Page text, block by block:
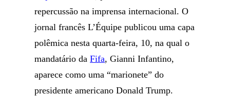
repercussão na imprensa internacional. O
jornal francês L’Équipe publicou uma capa
polêmica nesta quarta-feira, 10, na qual o
mandatário daFifa, Gianni Infantino,
aparece como uma “marionete” do
presidente americano Donald Trump.